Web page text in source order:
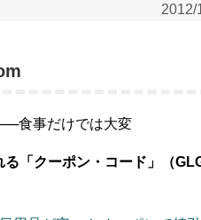
2012/
食事だけでは大変
「クーポン・コード」（